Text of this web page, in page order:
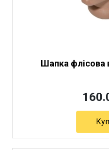
Шапка флісова